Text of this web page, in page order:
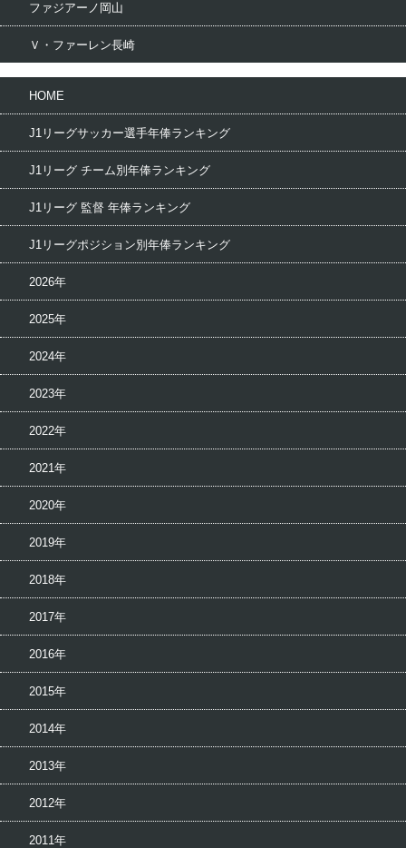
ファジアーノ岡山
Ｖ・ファーレン長崎
HOME
J1リーグサッカー選手年俸ランキング
J1リーグ チーム別年俸ランキング
J1リーグ 監督 年俸ランキング
J1リーグポジション別年俸ランキング
2026年
2025年
2024年
2023年
2022年
2021年
2020年
2019年
2018年
2017年
2016年
2015年
2014年
2013年
2012年
2011年